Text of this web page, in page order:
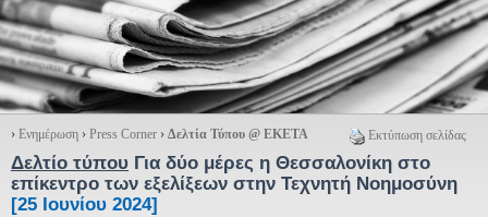
Εκτύπωση σελίδας
› Ενημέρωση › Press Corner › Δελτία Τύπου @ ΕΚΕΤΑ
Δελτίο τύπου Για δύο μέρες η Θεσσαλονίκη στο
επίκεντρο των εξελίξεων στην Τεχνητή Νοημοσύνη
[25 Ιουνίου 2024]